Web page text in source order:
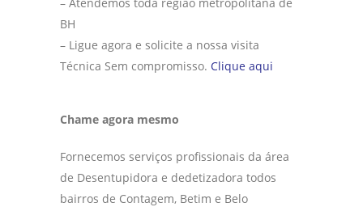
BH
– Ligue agora e solicite a nossa visita
Técnica Sem compromisso. Clique aqui
Chame agora mesmo
Fornecemos serviços profissionais da área
de Desentupidora e dedetizadora todos
bairros de Contagem, Betim e Belo